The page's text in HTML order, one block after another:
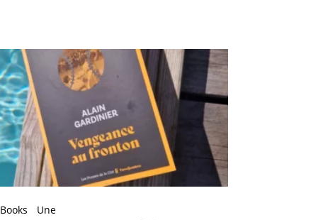
Books Une